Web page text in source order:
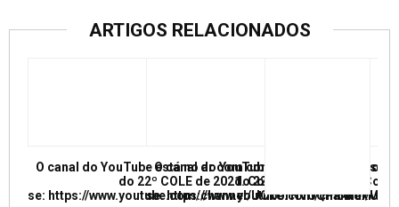
ARTIGOS RELACIONADOS
O canal do YouTube está no ar com conferências e mesas
do 22º COLE de 2021. Confira e inscreva
se: https://www.youtube.com/channel/
O canal do YouTube está no ar com
do 22º COLE de 2021.
se: https://www.youtube.com/channel/